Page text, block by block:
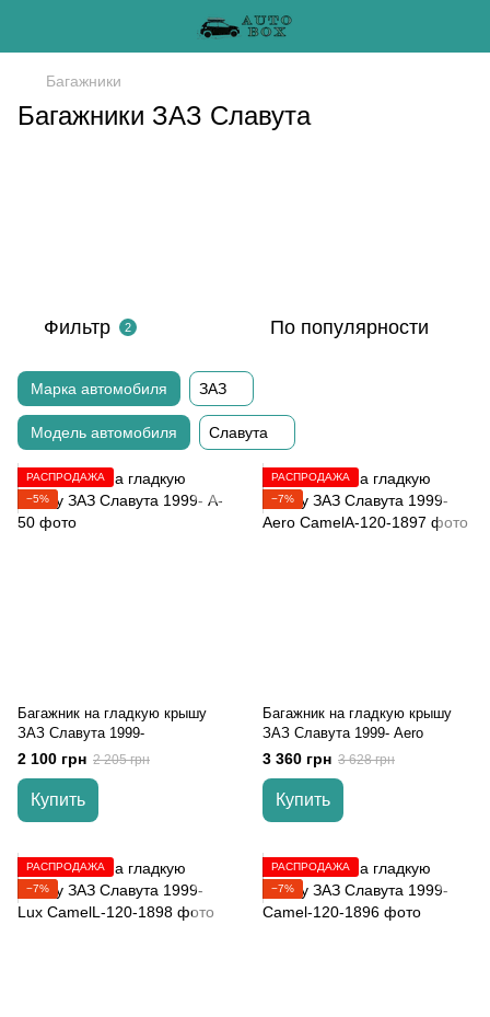
Багажники
Багажники ЗАЗ Славута
Фильтр 2 По популярности
Марка автомобиля ЗАЗ
Модель автомобиля Славута
РАСПРОДАЖА
−5%
Багажник на гладкую крышу
ЗАЗ Славута 1999-
2 100 грн 2 205 грн
Купить
РАСПРОДАЖА
−7%
Багажник на гладкую крышу
ЗАЗ Славута 1999- Aero
3 360 грн 3 628 грн
Купить
РАСПРОДАЖА
−7%
РАСПРОДАЖА
−7%